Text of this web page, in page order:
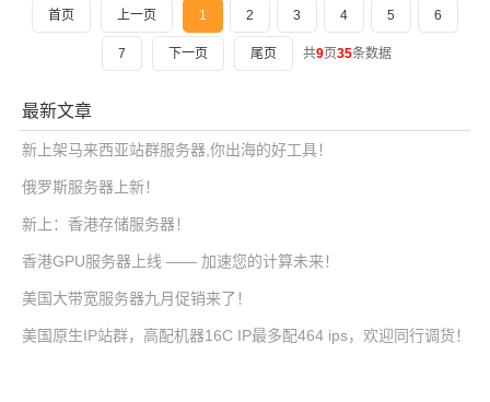
首页 上一页 1 2 3 4 5 6
7 下一页 尾页 共9页35条数据
最新文章
新上架马来西亚站群服务器,你出海的好工具！
俄罗斯服务器上新！
新上：香港存储服务器！
香港GPU服务器上线 —— 加速您的计算未来！
美国大带宽服务器九月促销来了！
美国原生IP站群，高配机器16C IP最多配464 ips，欢迎同行调货！